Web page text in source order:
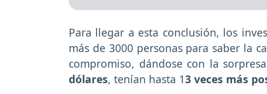
Para llegar a esta conclusión, los
más de 3000 personas para saber la
compromiso, dándose con la
dólares, tenían hasta 13 veces más